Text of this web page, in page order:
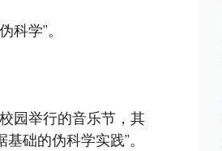
学”。
园举行的音乐节，其
础的伪科学实践”。